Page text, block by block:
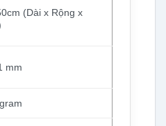
(Dài x Rộng x
mm